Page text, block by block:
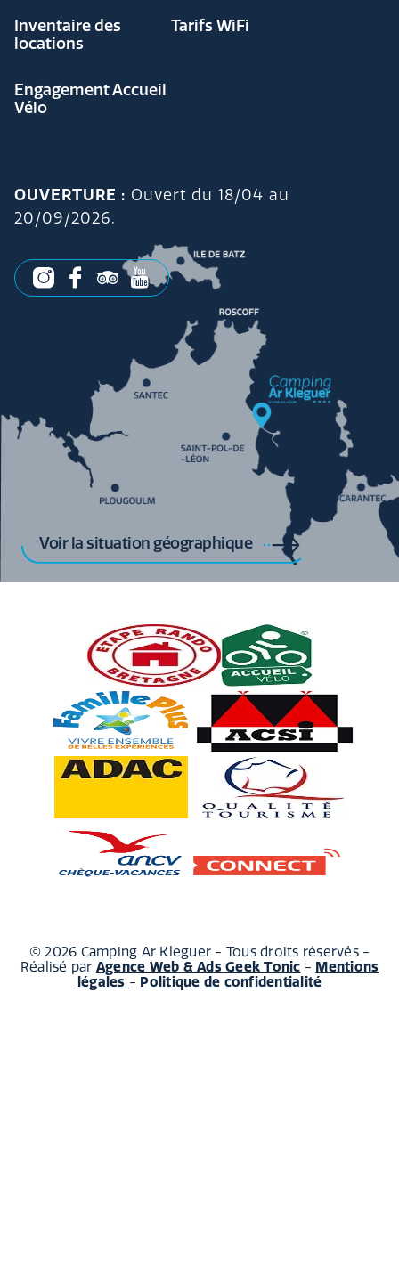
Voir la situation géographique
Inventaire des
locations
Tarifs WiFi
Engagement Accueil
Vélo
OUVERTURE : Ouvert du 18/04 au
20/09/2026.
© 2026 Camping Ar Kleguer - Tous droits réservés -
Réalisé par Agence Web & Ads Geek Tonic - Mentions
légales - Politique de confidentialité